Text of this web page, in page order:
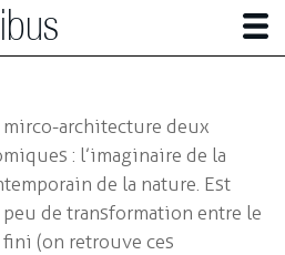
architecture deux
: l’imaginaire de la
de la nature. Est
de transformation entre le
(on retrouve ces